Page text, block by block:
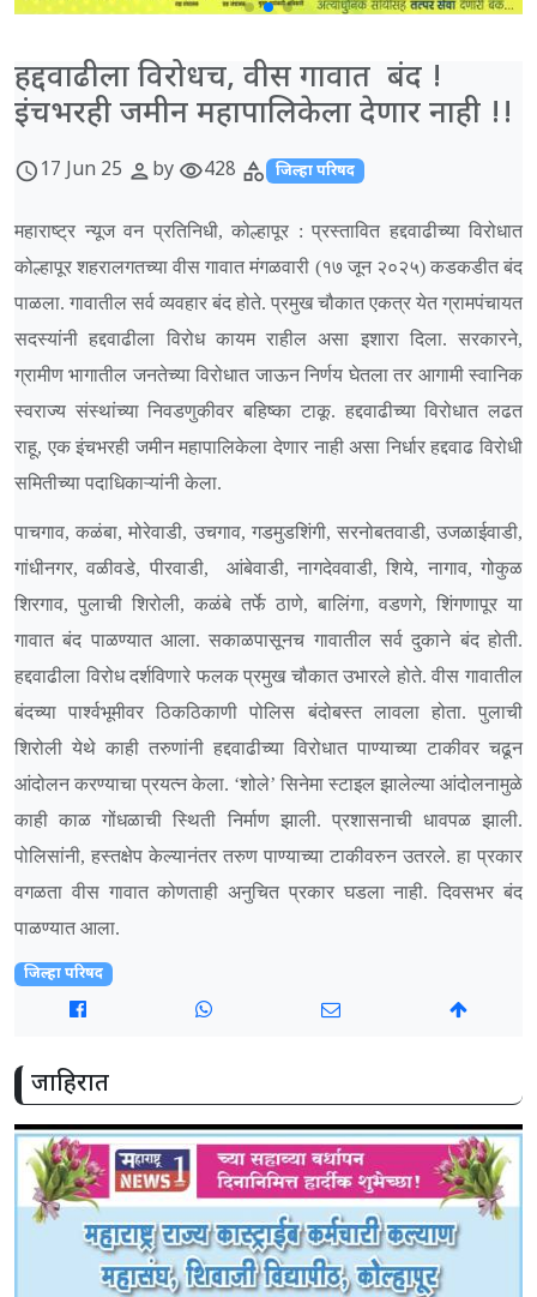
हद्दवाढीला विरोधच, वीस गावात बंद !
इंचभरही जमीन महापालिकेला देणार नाही !!
schedule17 Jun 25 personby visibility428 category जिल्हा परिषद
महाराष्ट्र न्यूज वन प्रतिनिधी, कोल्हापूर : प्रस्तावित हद्दवाढीच्या विरोधात
कोल्हापूर शहरालगतच्या वीस गावात मंगळवारी (१७ जून २०२५) कडकडीत बंद
पाळला. गावातील सर्व व्यवहार बंद होते. प्रमुख चौकात एकत्र येत ग्रामपंचायत
सदस्यांनी हद्दवाढीला विरोध कायम राहील असा इशारा दिला. सरकारने,
ग्रामीण भागातील जनतेच्या विरोधात जाऊन निर्णय घेतला तर आगामी स्वानिक
स्वराज्य संस्थांच्या निवडणुकीवर बहिष्का टाकू. हद्दवाढीच्या विरोधात लढत
राहू, एक इंचभरही जमीन महापालिकेला देणार नाही असा निर्धार हद्दवाढ विरोधी
समितीच्या पदाधिकाऱ्यांनी केला.
पाचगाव, कळंबा, मोरेवाडी, उचगाव, गडमुडशिंगी, सरनोबतवाडी, उजळाईवाडी,
गांधीनगर, वळीवडे, पीरवाडी, आंबेवाडी, नागदेववाडी, शिये, नागाव, गोकुळ
शिरगाव, पुलाची शिरोली, कळंबे तर्फे ठाणे, बालिंगा, वडणगे, शिंगणापूर या
गावात बंद पाळण्यात आला. सकाळपासूनच गावातील सर्व दुकाने बंद होती.
हद्दवाढीला विरोध दर्शविणारे फलक प्रमुख चौकात उभारले होते. वीस गावातील
बंदच्या पार्श्वभूमीवर ठिकठिकाणी पोलिस बंदोबस्त लावला होता. पुलाची
शिरोली येथे काही तरुणांनी हद्दवाढीच्या विरोधात पाण्याच्या टाकीवर चढून
आंदोलन करण्याचा प्रयत्न केला. ‘शोले’ सिनेमा स्टाइल झालेल्या आंदोलनामुळे
काही काळ गोंधळाची स्थिती निर्माण झाली. प्रशासनाची धावपळ झाली.
पोलिसांनी, हस्तक्षेप केल्यानंतर तरुण पाण्याच्या टाकीवरुन उतरले. हा प्रकार
वगळता वीस गावात कोणताही अनुचित प्रकार घडला नाही. दिवसभर बंद
पाळण्यात आला.
जिल्हा परिषद
जाहिरात